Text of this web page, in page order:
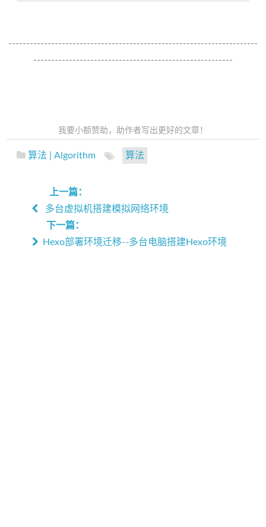
----------------------------------------------------------------------
--------------------------------------------------------
我要小额赞助，助作者写出更好的文章！
算法 | Algorithm 算法
上一篇：
多台虚拟机搭建模拟网络环境
下一篇：
Hexo部署环境迁移--多台电脑搭建Hexo环境